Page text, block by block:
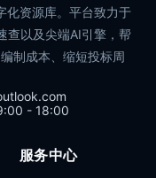
化资源库。平台致力于
查以及尖端AI引擎，帮
制成本、缩短投标周
- 18:00
服务中心